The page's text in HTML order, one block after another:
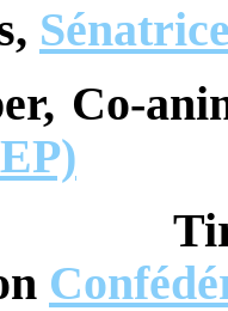
Co-
C